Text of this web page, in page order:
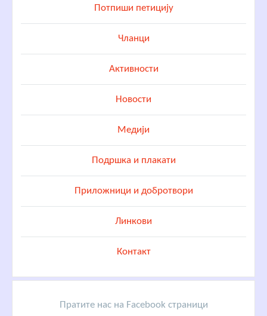
Потпиши петицију
Чланци
Активности
Новости
Медији
Подршка и плакати
Приложници и добротвори
Линкови
Контакт
Пратите нас на Facebook страници